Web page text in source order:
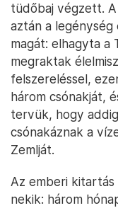
tüdőbaj végzett.
aztán a
magát: elhagyta
megraktak
felszereléssel,
három csónakját,
tervük, hogy
csónakáznak a
Zemlját.
Az emberi
nekik: három